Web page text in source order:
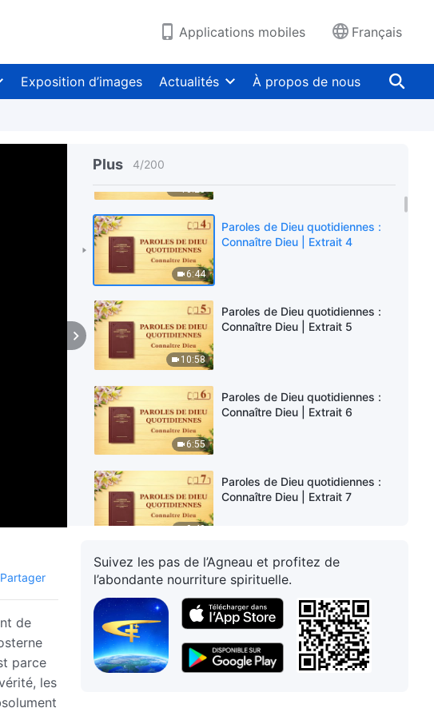
Applications mobiles Français
Exposition d’images Actualités À propos de nous
Plus 4/200
Connaître Dieu | Extrait 2
10:25
6:44
Paroles de Dieu quotidiennes :
Connaître Dieu | Extrait 4
10:58
Paroles de Dieu quotidiennes :
Connaître Dieu | Extrait 5
6:55
Paroles de Dieu quotidiennes :
Connaître Dieu | Extrait 6
9:48
Paroles de Dieu quotidiennes :
Connaître Dieu | Extrait 7
4:56
Paroles de Dieu quotidiennes :
Connaître Dieu | Extrait 8
Paroles de Dieu quotidiennes :
Connaître Dieu | Extrait 9
Partager
de
parce
les
Suivez les pas de l’Agneau et profitez de
l’abondante nourriture spirituelle.